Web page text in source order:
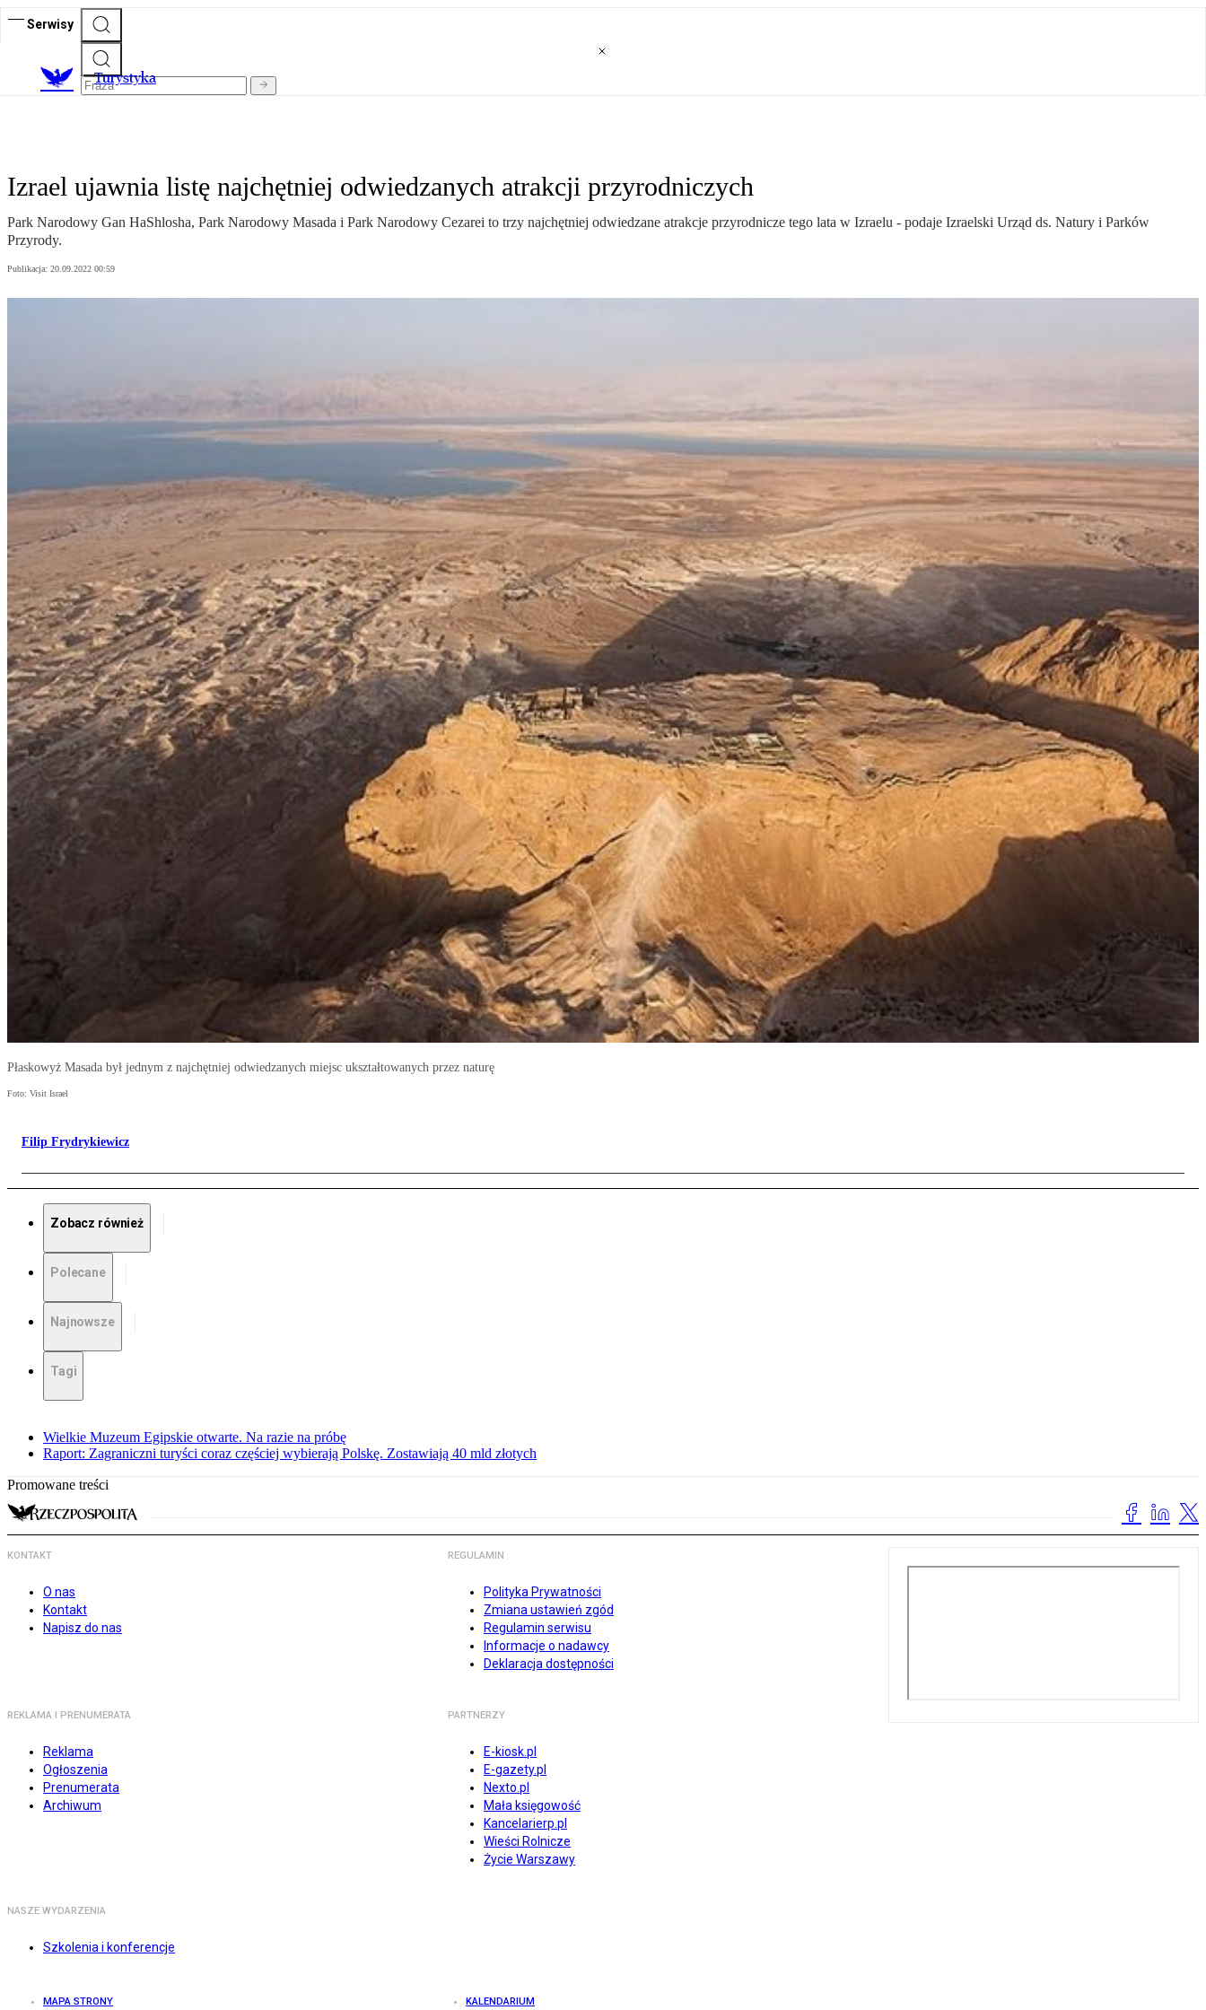
Serwisy
Turystyka
Izrael ujawnia listę najchętniej odwiedzanych atrakcji przyrodniczych
Park Narodowy Gan HaShlosha, Park Narodowy Masada i Park Narodowy Cezarei to trzy najchętniej odwiedzane atrakcje przyrodnicze tego lata w Izraelu - podaje Izraelski Urząd ds. Natury i Parków
Przyrody.
Publikacja: 20.09.2022 00:59
Płaskowyż Masada był jednym z najchętniej odwiedzanych miejsc ukształtowanych przez naturę
Foto: Visit Israel
Filip Frydrykiewicz
Zobacz również
Polecane
Najnowsze
Tagi
Wielkie Muzeum Egipskie otwarte. Na razie na próbę
Raport: Zagraniczni turyści coraz częściej wybierają Polskę. Zostawiają 40 mld złotych
Promowane treści
KONTAKT
O nas
Kontakt
Napisz do nas
REGULAMIN
Polityka Prywatności
Zmiana ustawień zgód
Regulamin serwisu
Informacje o nadawcy
Deklaracja dostępności
REKLAMA I PRENUMERATA
Reklama
Ogłoszenia
Prenumerata
Archiwum
PARTNERZY
E-kiosk.pl
E-gazety.pl
Nexto.pl
Mała księgowość
Kancelarierp.pl
Wieści Rolnicze
Życie Warszawy
NASZE WYDARZENIA
Szkolenia i konferencje
MAPA STRONY KALENDARIUM